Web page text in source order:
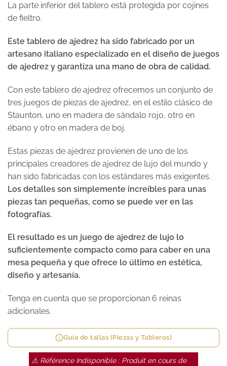
La parte inferior del tablero está protegida por cojines
de fieltro.
Este tablero de ajedrez ha sido fabricado por un
artesano italiano especializado en el diseño de juegos
de ajedrez y garantiza una mano de obra de calidad.
Con este tablero de ajedrez ofrecemos un conjunto de
tres juegos de piezas de ajedrez, en el estilo clásico de
Staunton, uno en madera de sándalo rojo, otro en
ébano y otro en madera de boj.
Estas piezas de ajedrez provienen de uno de los
principales creadores de ajedrez de lujo del mundo y
han sido fabricadas con los estándares más exigentes.
Los detalles son simplemente increíbles para unas
piezas tan pequeñas, como se puede ver en las
fotografías.
El resultado es un juego de ajedrez de lujo lo
suficientemente compacto como para caber en una
mesa pequeña y que ofrece lo último en estética,
diseño y artesanía.
Tenga en cuenta que se proporcionan 6 reinas
adicionales.
Guía de tallas (Piezas y Tableros)
⚠ Référence Indisponible : Produit en cours de